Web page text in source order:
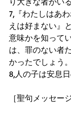
7,『わたしはあ
えは好まない』
意味かを知って
は、罪のない者
かったでしょう。
8,人の子は安息日
［聖句メッセージ